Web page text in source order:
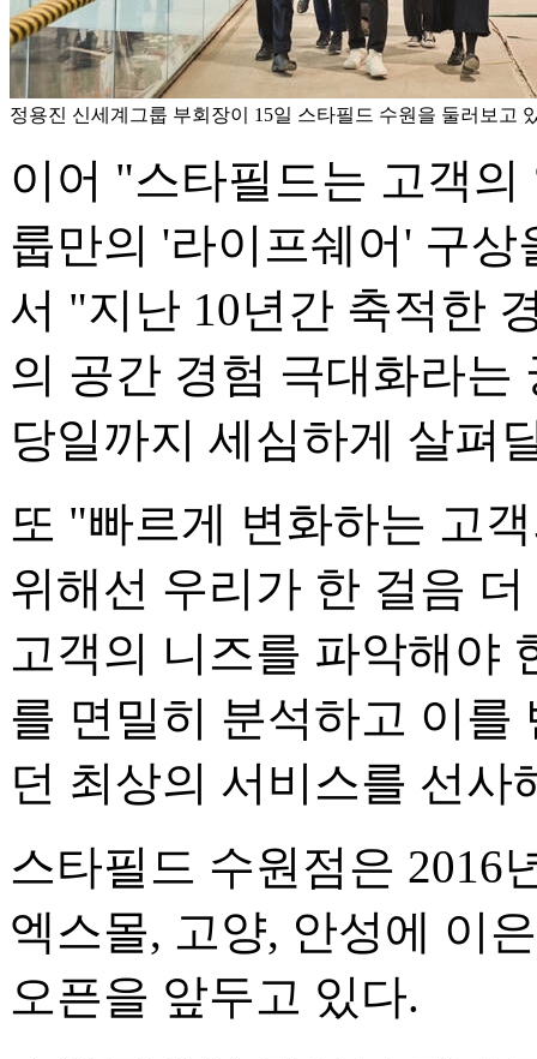
정용진 신세계그룹 부회장이 15일 스타필드 수원을 둘러보고
이어 "스타필드는 고객
룹만의 '라이프쉐어' 구
서 "지난 10년간 축적한
의 공간 경험 극대화라는
당일까지 세심하게 살펴
또 "빠르게 변화하는 고
위해선 우리가 한 걸음
고객의 니즈를 파악해야
를 면밀히 분석하고 이를
던 최상의 서비스를 선
스타필드 수원점은 2016
엑스몰, 고양, 안성에 이
오픈을 앞두고 있다.